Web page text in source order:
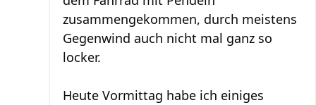
zusammengekommen, durch meistens
Gegenwind auch nicht mal ganz so
locker.
Heute Vormittag habe ich einiges